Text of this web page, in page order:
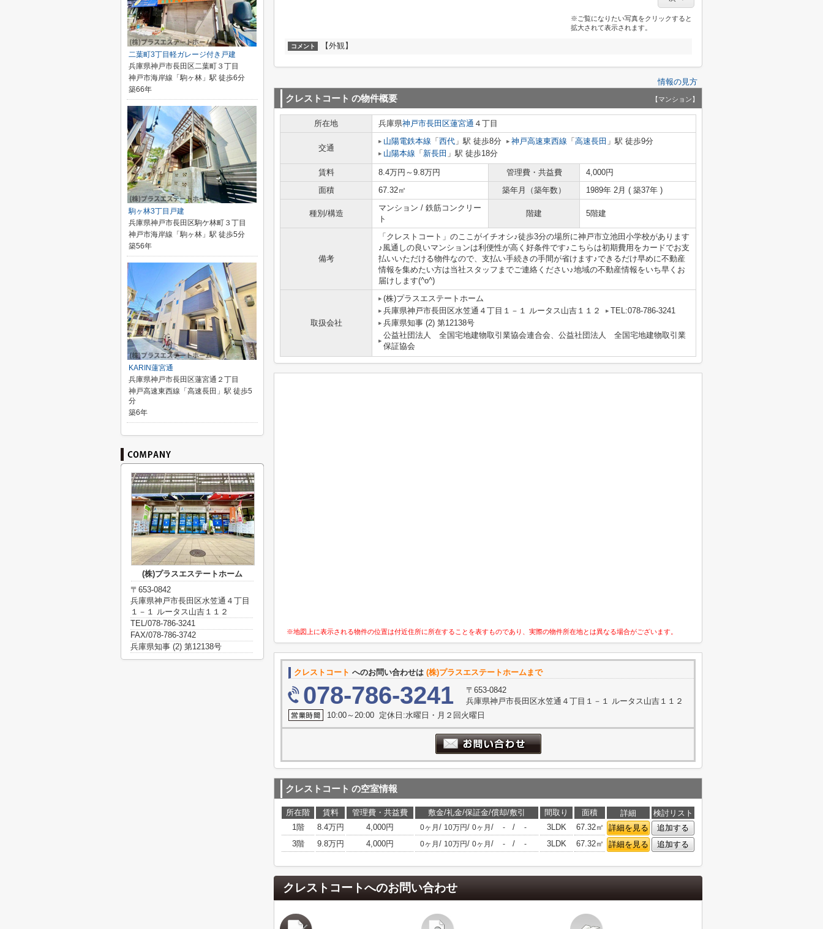
※ご覧になりたい写真をクリックすると
拡大されて表示されます。
コメント 【外観】
情報の見方
クレストコート の物件概要 【マンション】
所在地 兵庫県神戸市長田区蓮宮通 ４丁目
交通
山陽電鉄本線 「 西代 」駅 徒歩8分 神戸高速東西線 「 高速長田 」駅 徒歩9分
山陽本線 「 新長田 」駅 徒歩18分
賃料 8.4万円～9.8万円 管理費・共益費
4,000円
面積
67.32㎡ 築年月（築年数） 1989年 2月 ( 築37年 )
種別/構造
マンション / 鉄筋コンクリー
ト
階建 5階建
備考
「クレストコート」のここがイチオシ♪徒歩3分の場所に神戸市立池田小学校があります
♪風通しの良いマンションは利便性が高く好条件です♪こちらは初期費用をカードでお支
払いいただける物件なので、支払い手続きの手間が省けます♪できるだけ早めに不動産
情報を集めたい方は当社スタッフまでご連絡ください♪地域の不動産情報をいち早くお
届けします(^o^)
取扱会社
(株)プラスエステートホーム
兵庫県神戸市長田区水笠通４丁目１－１ ルータス山吉１１２
TEL:078-786-3241
兵庫県知事 (2) 第12138号
公益社団法人 全国宅地建物取引業協会連合会、公益社団法人 全国宅地建物取引業
保証協会
※地図上に表示される物件の位置は付近住所に所在することを表すものであり、実際の物件所在地とは異なる場合がございます。
クレストコート へのお問い合わせは (株)プラスエステートホームまで
078-786-3241
〒653-0842
兵庫県神戸市長田区水笠通４丁目１－１ ルータス山吉１１２
10:00～20:00 定休日:水曜日・月２回火曜日
クレストコート の空室情報
所在階 賃料 管理費・共益費 敷金/礼金/保証金/償却/敷引 間取り 面積 詳細
検討リスト
1階
8.4万円 4,000円 0ヶ月 / 10万円/ 0ヶ月 / - / - 3LDK 67.32㎡ 詳細を見る
追加する
3階
9.8万円 4,000円 0ヶ月 / 10万円/ 0ヶ月 / - / - 3LDK 67.32㎡ 詳細を見る 追加する
クレストコートへのお問い合わせ
二葉町3丁目軽ガレージ付き戸建
兵庫県神戸市長田区二葉町３丁目
神戸市海岸線「駒ヶ林」駅 徒歩6分
築66年
駒ヶ林3丁目戸建
兵庫県神戸市長田区駒ケ林町３丁目
神戸市海岸線「駒ヶ林」駅 徒歩5分
築56年
KARIN蓮宮通
兵庫県神戸市長田区蓮宮通２丁目
神戸高速東西線「高速長田」駅 徒歩5
分
築6年
(株)プラスエステートホーム
〒653-0842
兵庫県神戸市長田区水笠通４丁目
１－１ ルータス山吉１１２
TEL/078-786-3241
FAX/078-786-3742
兵庫県知事 (2) 第12138号